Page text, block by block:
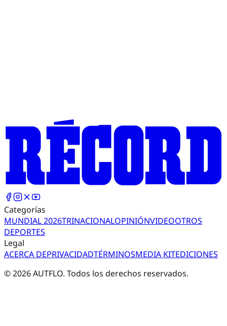
Categorías
MUNDIAL 2026TRINACIONALOPINIÓNVIDEOOTROS
DEPORTES
Legal
ACERCA DEPRIVACIDADTÉRMINOSMEDIA KITEDICIONES
©2026AUTFLO. Todos los derechos reservados.